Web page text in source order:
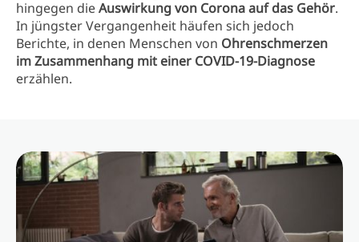
hingegen dieAuswirkung von Corona auf das Gehör.
In jüngster Vergangenheit häufen sich jedoch
Berichte, in denen Menschen von Ohrenschmerzen
im Zusammenhang mit einer COVID-19-Diagnose
erzählen.